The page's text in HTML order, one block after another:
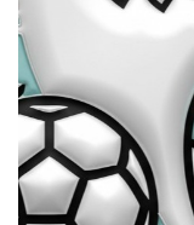
Teams
Trainer
ALLE SPIELE
HAIE TV